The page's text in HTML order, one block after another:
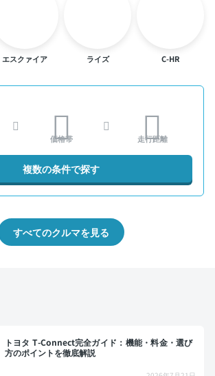
エスクァイア ライズ C-HR
価格帯 走行距離
複数の条件で探す
すべてのクルマを見る
トヨタ T-Connect完全ガイド：機能・料金・選び
方のポイントを徹底解説